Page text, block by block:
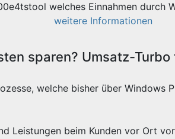
welches Einnahmen durch
weitere Informationen
sparen? Umsatz-Turbo
welche bisher über Windows
Leistungen beim Kunden vor Ort